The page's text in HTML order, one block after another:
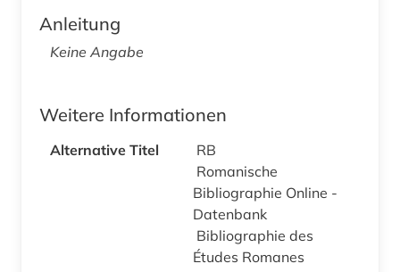
Anleitung
Keine Angabe
Weitere Informationen
Alternative Titel
RB
Romanische
Bibliographie Online -
Datenbank
Bibliographie des
Études Romanes